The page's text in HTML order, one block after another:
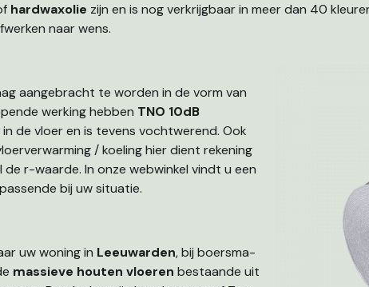
hardwaxolie zijn en is nog verkrijgbaar in meer dan 40
naar wens.
aangebracht te worden in de vorm van
werking hebben TNO 10dB
de vloer en is tevens vochtwerend. Ook
/ koeling hier dient rekening
r-waarde. In onze webwinkel vindt u een
bij uw situatie.
uw woning in Leeuwarden, bij boersma-
massieve houten vloeren bestaande uit